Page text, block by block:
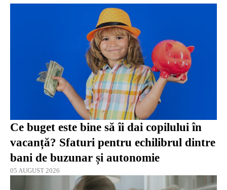
Ce buget este bine să îi dai copilului în
vacanță? Sfaturi pentru echilibrul dintre
bani de buzunar și autonomie
05 AUGUST 2026